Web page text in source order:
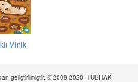
Minik
geliştirilmiştir. © 2009-2020, TÜBİTAK